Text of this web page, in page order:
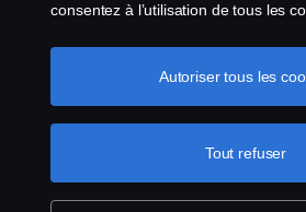
consentez à l’utilisation de tous les
cookies en cliquant sur «
sélectionnant les catégories que vous
Pour en savoir
protection de votre vie privée
Tout refuser
Autoriser tous les